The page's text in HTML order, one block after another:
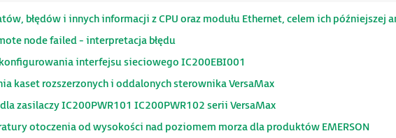
błędów i innych informacji z CPU oraz modułu Ethernet, celem ich późniejszej
node failed - interpretacja błędu
interfejsu sieciowego IC200EBI001
kaset rozszerzonych i oddalonych sterownika VersaMax
zasilaczy IC200PWR101 IC200PWR102 serii VersaMax
otoczenia od wysokości nad poziomem morza dla produktów EMERSON